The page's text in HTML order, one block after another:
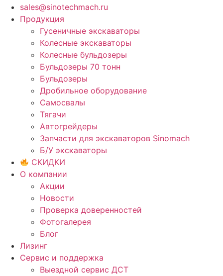
sales@sinotechmach.ru
Продукция
Гусеничные экскаваторы
Колесные экскаваторы
Колесные бульдозеры
Бульдозеры 70 тонн
Бульдозеры
Дробильное оборудование
Самосвалы
Тягачи
Автогрейдеры
Запчасти для экскаваторов Sinomach
Б/У экскаваторы
СКИДКИ
О компании
Акции
Новости
Проверка доверенностей
Фотогалерея
Блог
Лизинг
Сервис и поддержка
Выездной сервис ДСТ